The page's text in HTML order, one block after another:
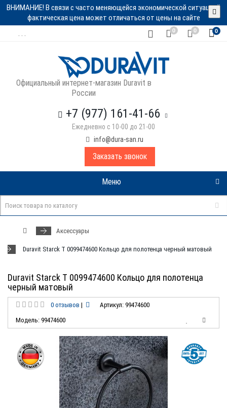
ВНИМАНИЕ! В связи с часто меняющейся экономической ситуацией
фактическая цена может отличаться от цены на сайте
0 0 0
Официальный интернет-магазин Duravit в
России
+7 (977) 161-41-66
Ежедневно с 10-00 до 21-00
info@dura-san.ru
Заказать звонок
Меню
Аксессуары
Duravit Starck T 0099474600 Кольцо для полотенца черный матовый
Duravit Starck T 0099474600 Кольцо для полотенца
черный матовый
0 отзывов |
Артикул: 99474600
Модель: 99474600